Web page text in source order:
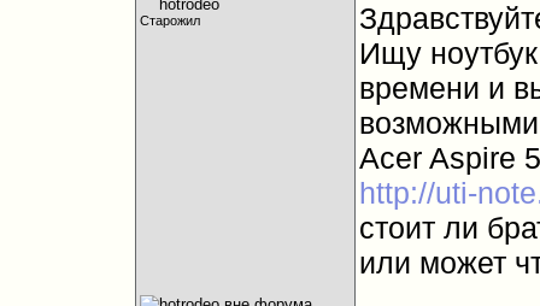
Старожил
Ищу
времени и
возможными
Acer Aspire
http://uti-
стоит ли
или может